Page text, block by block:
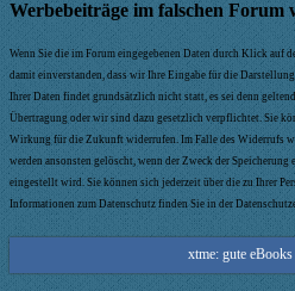
Werbebeiträge im falschen Forum
Wenn Sie die im Forum eingegebenen Daten durch Klick auf
damit einverstanden, dass wir Ihre Eingabe für die
Ihrer Daten findet grundsätzlich nicht statt, es sei denn
Übertragung oder wir sind dazu gesetzlich verpflichtet. Sie
Wirkung für die Zukunft widerrufen. Im Falle des Widerrufs
werden ansonsten gelöscht, wenn der Zweck der
eingestellt wird. Sie können sich jederzeit über die zu Ihrer
Informationen zum Datenschutz finden Sie in der
xtme: gute eBooks